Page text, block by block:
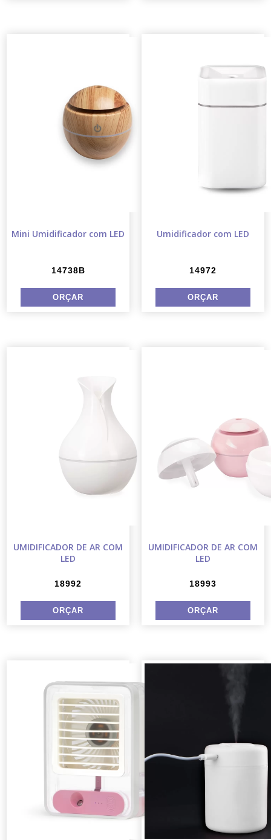
Mini Umidificador com LED
14738B
Umidificador com LED
14972
UMIDIFICADOR DE AR COM
LED
18992
UMIDIFICADOR DE AR COM
LED
18993